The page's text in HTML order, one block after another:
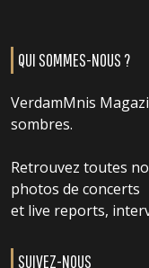
QUI SOMMES-NOUS ?
VerdamMnis
sombres.
Retrouvez toutes
photos de concerts
et live reports,
SUIVEZ-NOUS